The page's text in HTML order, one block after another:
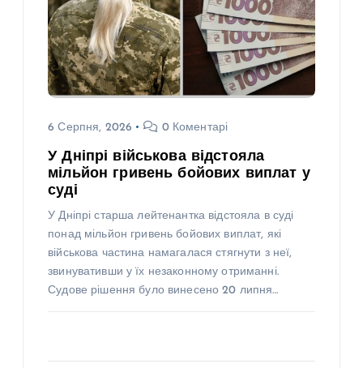
6 Серпня, 2026 0 Коментарі
У Дніпрі військова відстояла
мільйон гривень бойових виплат у
суді
У Дніпрі старша лейтенантка відстояла в суді
понад мільйон гривень бойових виплат, які
військова частина намагалася стягнути з неї,
звинувативши у їх незаконному отриманні.
Судове рішення було винесено 20 липня…